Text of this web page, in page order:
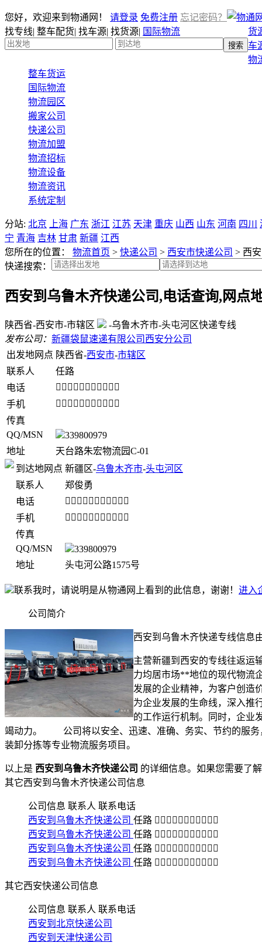
您好，欢迎来到物通网！ 请登录 免费注册 忘记密码？
找专线| 整车配货| 找车源| 找货源| 国际物流
货
车
物
整车货运
国际物流
物流园区
搬家公司
快递公司
物流加盟
物流招标
物流设备
物流资讯
系统定制
分站: 北京 上海 广东 浙江 江苏 天津 重庆 山西 山东 河南 四川
宁 青海 吉林 甘肃 新疆 江西
您所在的位置：
物流首页 > 快递公司 > 西安市快递公司 > 西
快递搜索：
西安到乌鲁木齐快递公司,电话查询,网点
陕西省-西安市-市辖区
-乌鲁木齐市-头屯河区快递专线
发布公司： 新疆袋鼠速递有限公司西安分公司
出发地网点 陕西省-西安市-市辖区
联系人
任路
电话
󺀡󺟑󺿚󺀪󺀪󺀡󺰺󺟑󺙹󺙹󺸝
手机
󺀡󺟑󺿚󺀪󺀪󺀡󺰺󺟑󺙹󺙹󺸝
传真
QQ/MSN
339800979
地址
天台路朱宏物流园C-01
到达地网点 新疆区-乌鲁木齐市-头屯河区
联系人
郑俊勇
电话
󺀡󺣞󺰺󺙹󺀡󺣞󺰺󺟑󺿚󺸝󺀪
手机
󺀡󺣞󺰺󺙹󺀡󺣞󺰺󺟑󺿚󺸝󺀪
传真
QQ/MSN
339800979
地址
头屯河公路1575号
联系我时，请说明是从物通网上看到的此信息，谢谢！ 进入
公司简介
西安到乌鲁木齐快递专线信息
主营新疆到西安的专线往返运
力均居市场**地位的现代物流
发展的企业精神，为客户创造
为企业发展的生命线，深入推
的工作运行机制。同时，企业
竭动力。 公司将以安全、迅速、准确、务实、节约的服务
装卸分拣等专业物流服务项目。
以上是 西安到乌鲁木齐快递公司 的详细信息。如果您需要了
其它西安到乌鲁木齐快递公司信息
公司信息 联系人 联系电话
西安到乌鲁木齐快递公司 任路 󺀡󺟑󺿚󺀪󺀪󺀡󺰺󺟑󺙹󺙹󺸝
西安到乌鲁木齐快递公司 任路 󺀡󺟑󺿚󺀪󺀪󺀡󺰺󺟑󺙹󺙹󺸝
西安到乌鲁木齐快递公司 任路 󺀡󺟑󺿚󺀪󺀪󺀡󺰺󺟑󺙹󺙹󺸝
西安到乌鲁木齐快递公司 任路 󺀡󺟑󺿚󺀪󺀪󺀡󺰺󺟑󺙹󺙹󺸝
其它西安快递公司信息
公司信息 联系人 联系电话
西安到北京快递公司
西安到天津快递公司